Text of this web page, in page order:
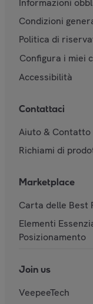
Informazioni
Condizioni
Politica di
Configura i miei
Accessibilità
Contattaci
Aiuto & Contatto
Richiami di
Marketplace
Carta delle Best
Elementi
Posizionamento
Join us
VeepeeTech